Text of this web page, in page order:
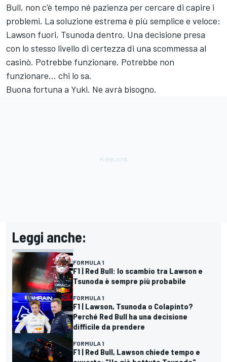
Bull, non c'è tempo né pazienza per cercare di capire i
problemi. La soluzione estrema è più semplice e veloce:
Lawson fuori, Tsunoda dentro. Una decisione presa
con lo stesso livello di certezza di una scommessa al
casinò. Potrebbe funzionare. Potrebbe non
funzionare... chi lo sa.
Buona fortuna a Yuki. Ne avrà bisogno.
Leggi anche:
FORMULA 1
F1 | Red Bull: lo scambio tra Lawson e
Tsunoda è sempre più probabile
FORMULA 1
F1 | Lawson, Tsunoda o Colapinto?
Perché Red Bull ha una decisione
difficile da prendere
FORMULA 1
F1 | Red Bull, Lawson chiede tempo e